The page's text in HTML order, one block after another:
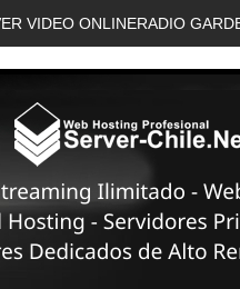
VIDEO ONLINERADIO